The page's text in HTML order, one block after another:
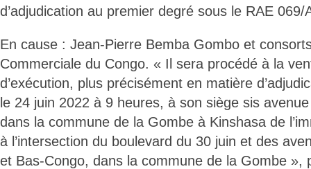
d’adjudication au premier degré sous le RAE 069/
En cause : Jean-Pierre Bemba Gombo et
Commerciale du Congo. « Il sera procédé à la
d’exécution, plus précisément en matière
le 24 juin 2022 à 9 heures, à son siège sis
dans la commune de la Gombe à Kinshasa de
à l’intersection du boulevard du 30 juin et des
et Bas-Congo, dans la commune de la Gombe »,